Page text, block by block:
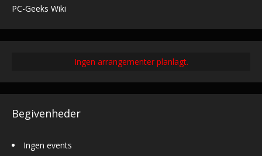
PC-Geeks Wiki
Ingen arrangementer planlagt.
Begivenheder
Ingen events